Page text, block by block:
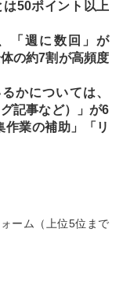
50ポイント以上
「週に数回」が
の約7割が高頻度
かについては、
記事など）」が6
業の補助」「リ
ーム（上位5位まで